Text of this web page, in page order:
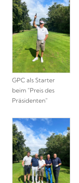
GPC als Starter
beim "Preis des
Präsidenten"